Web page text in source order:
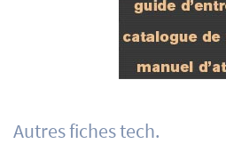
Autres fiches tech.